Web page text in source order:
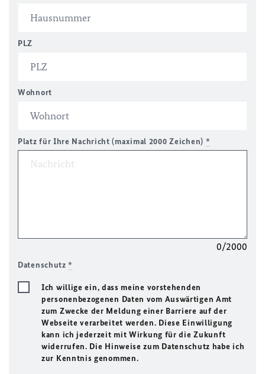
PLZ
Wohnort
Platz für Ihre Nachricht (maximal 2000 Zeichen) *
0/2000
Datenschutz*
Ich willige ein, dass meine vorstehenden
personenbezogenen Daten vom Auswärtigen Amt
zum Zwecke der Meldung einer Barriere auf der
Webseite verarbeitet werden. Diese Einwilligung
kann ich jederzeit mit Wirkung für die Zukunft
widerrufen. Die Hinweise zum Datenschutz habe ich
zur Kenntnis genommen.